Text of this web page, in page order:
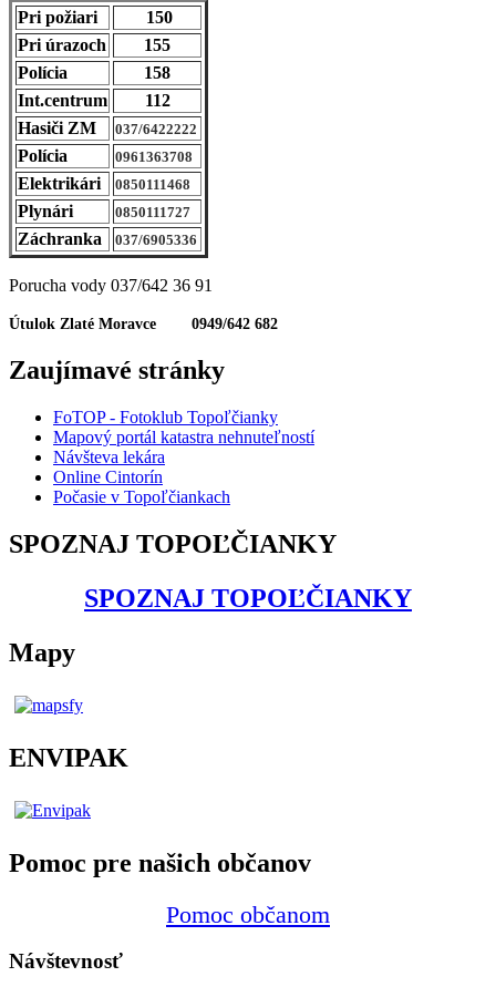
Pri požiari
150
Pri úrazoch
155
Polícia
158
Int.centrum
112
Hasiči ZM
037/6422222
Polícia 0961363708
Elektrikári 0850111468
Plynári 0850111727
Záchranka 037/6905336
Porucha vody 037/642 36 91
Útulok Zlaté Moravce 0949/642 682
Zaujímavé stránky
FoTOP - Fotoklub Topoľčianky
Mapový portál katastra nehnuteľností
Návšteva lekára
Online Cintorín
Počasie v Topoľčiankach
SPOZNAJ TOPOĽČIANKY
SPOZNAJ TOPOĽČIANKY
Mapy
ENVIPAK
Pomoc pre našich občanov
Pomoc občanom
Návštevnosť